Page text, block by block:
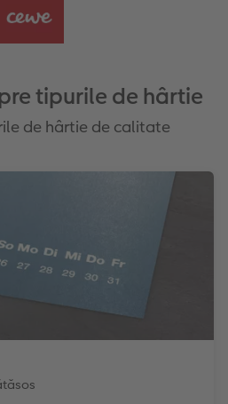
tipurile de hârtie
de hârtie de calitate